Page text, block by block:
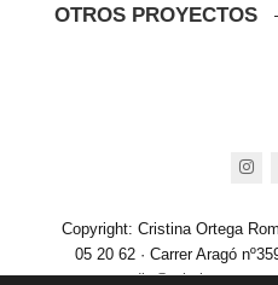
OTROS PROYECTOS
Copyright: Cristina Ortega
05 20 62 · Carrer Aragó